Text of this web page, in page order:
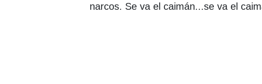
narcos. Se va el caimán...se va el